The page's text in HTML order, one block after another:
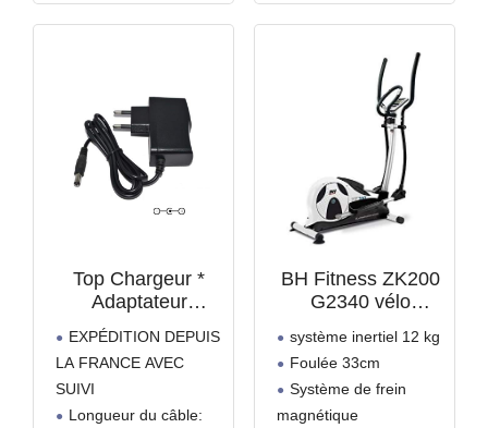
(français non garanti).
de
Top Chargeur *
Adaptateur
Secteur
Alimentation
Chargeur 6V pour
Vélo elliptique BH
Fitness NLS12
EXPÉDITION DEPUIS
LA FRANCE AVEC
SUIVI
Longueur du câble:
BH Fitness ZK200
G2340 vélo
inertiel 12 kg.
Foulée 33cm.
Repose-pieds
XXL. Console
système inertiel 12 kg
Foulée 33cm
Système de frein
magnétique